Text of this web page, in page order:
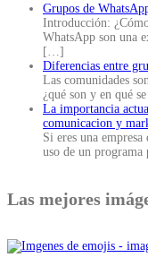
Grupos de
Introducción:
WhatsApp son una
[…]
Diferencias entre
Las comunidades
¿qué son y en qué
La importancia
comunicacion y
Si eres una
uso de un programa
Las mejores